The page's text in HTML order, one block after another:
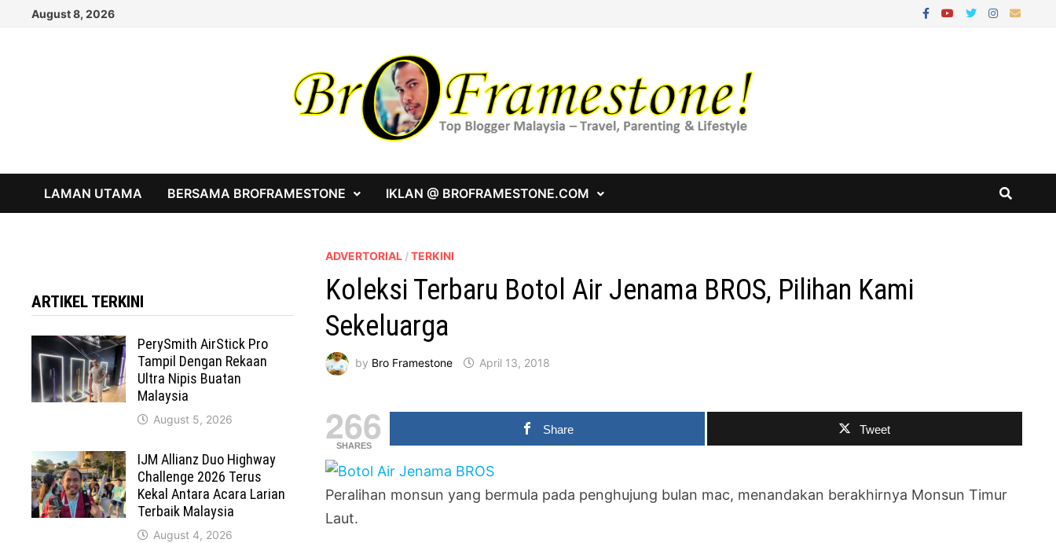
August 8, 2026
LAMAN UTAMA BERSAMA BROFRAMESTONE IKLAN @ BROFRAMESTONE.COM
ADVERTORIAL /TERKINI
Koleksi Terbaru Botol Air Jenama BROS, Pilihan Kami
Sekeluarga
by Bro Framestone April 13, 2018
266
SHARES
Share Tweet
Peralihan monsun yang bermula pada penghujung bulan mac, menandakan berakhirnya Monsun Timur
Laut.
ARTIKEL TERKINI
PerySmith AirStick Pro
Tampil Dengan Rekaan
Ultra Nipis Buatan
Malaysia
August 5, 2026
IJM Allianz Duo Highway
Challenge 2026 Terus
Kekal Antara Acara Larian
Terbaik Malaysia
August 4, 2026